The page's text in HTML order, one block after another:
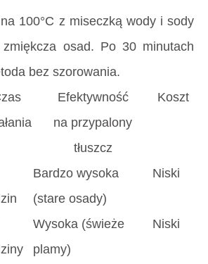
100°C z miseczką wody i sody
osad. Po 30 minutach
bez szorowania.
Efektywność
na przypalony
tłuszcz
Koszt
Bardzo wysoka
(stare osady)
Niski
Wysoka (świeże
plamy)
Niski